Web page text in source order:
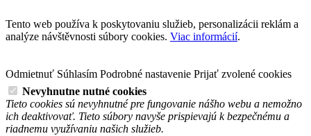
Tento web používa k poskytovaniu služieb, personalizácii reklám a
analýze návštěvnosti súbory cookies. Viac informácií.
Odmietnuť Súhlasím Podrobné nastavenie Prijať zvolené cookies
Nevyhnutne nutné cookies
Tieto cookies sú nevyhnutné pre fungovanie nášho webu a nemožno
ich deaktivovať. Tieto súbory navyše prispievajú k bezpečnému a
riadnemu využívaniu našich služieb.